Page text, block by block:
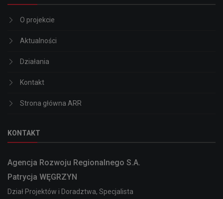
O projekcie
Aktualności
Działania
Kontakt
Strona główna ARR
KONTAKT
Agencja Rozwoju Regionalnego S.A.
Patrycja WĘGRZYN
Dział Projektów i Doradztwa, Specjalista